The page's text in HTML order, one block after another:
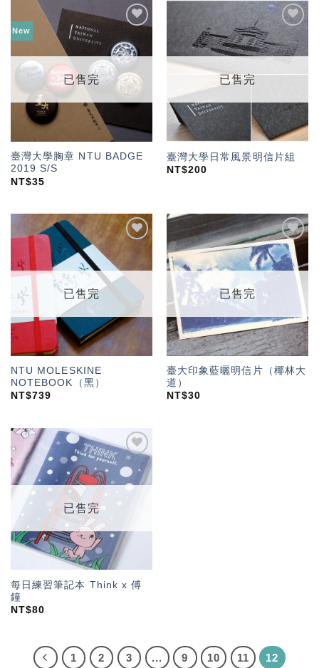
New
「願
望輕
單」
已售完
臺灣大學胸章 NTU BADGE
2019 S/S
NT$35
加入
「願
望輕
已售完
臺灣大學日常風景明信片組
NT$200
望輕
單」
已售完
NTU MOLESKINE
NOTEBOOK（黑）
NT$739
加入
「願
望輕
單」
已售完
臺大印象藍曬明信片（椰林大
道）
NT$30
「願
望輕
已售完
每日練習筆記本 Think x 傅
鐘
NT$80
1 2 3 ... 9 10 11 12